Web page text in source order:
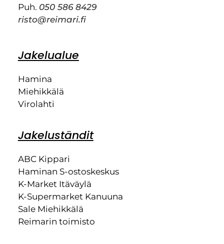
Puh. 050 586 8429
risto@reimari.fi
Jakelualue
Hamina
Miehikkälä
Virolahti
Jakeluständit
ABC Kippari
Haminan S-ostoskeskus
K-Market Itäväylä
K-Supermarket Kanuuna
Sale Miehikkälä
Reimarin toimisto